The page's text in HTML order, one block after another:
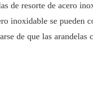
de resorte de acero
inoxidable se pueden
de que las